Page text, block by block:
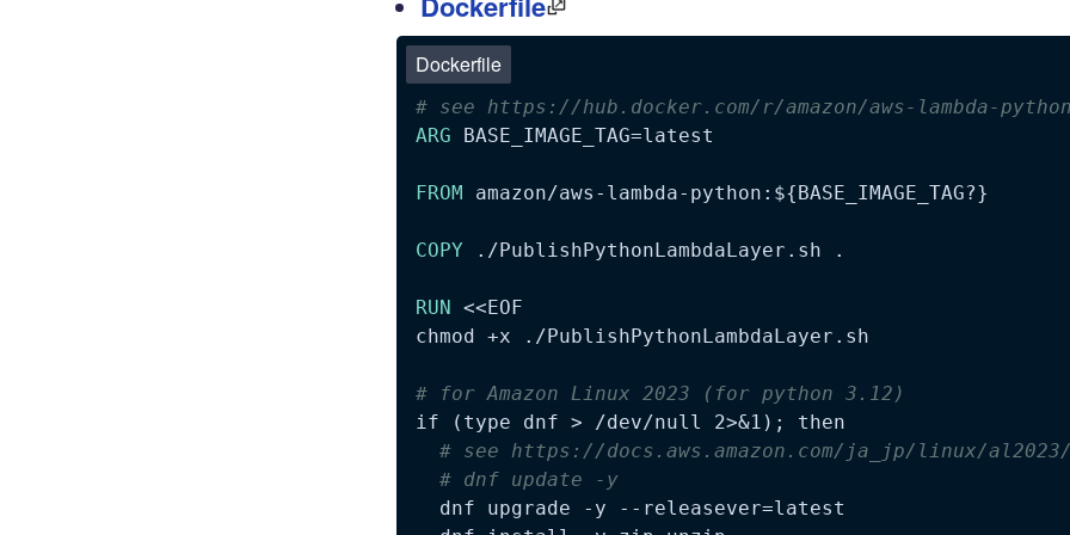
Dockerfile
# see https://hub.docker.com/r/amazon/aws-lambda-
ARG BASE_IMAGE_TAG=latest
FROM amazon/aws-lambda-python: ${BASE_IMAGE_TAG?}
COPY ./PublishPythonLambdaLayer.sh .
RUN <<EOF
chmod +x ./PublishPythonLambdaLayer.sh
# for Amazon Linux 2023 (for python 3.12)
if (type dnf > /dev/null 2>&1); then
# see https://docs.aws.amazon.com/ja_jp/linux/
# dnf update -y
  dnf upgrade -y --releasever=latest